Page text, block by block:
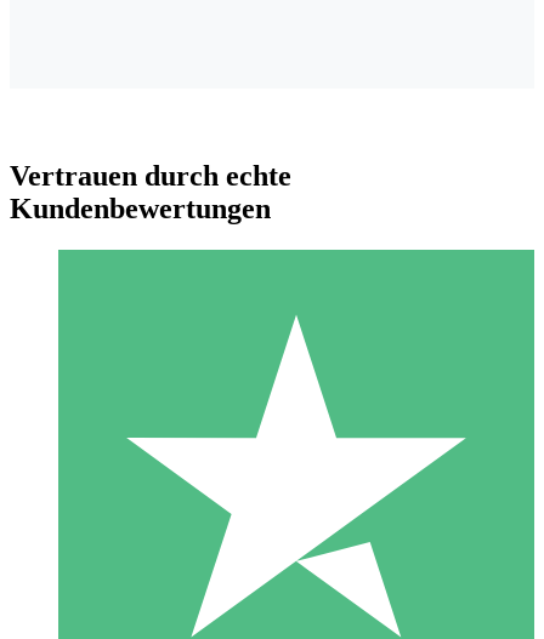
Individuelle Credit-Pakete
Zahlen Sie nach Bedarf mit Download-Credits. Keine
monatliche Verpflichtung erforderlich.
10 00
Vertrauen durch echte
Kundenbewertungen